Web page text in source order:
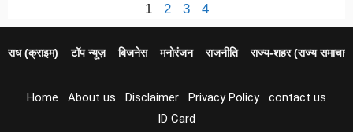
1 2 3 4
(क्राइम) टॉप न्यूज़ बिजनेस मनोरंजन राजनीति राज्य‑शहर (राज्य समाचार)
Home About us Disclaimer Privacy Policy
contact us
ID Card